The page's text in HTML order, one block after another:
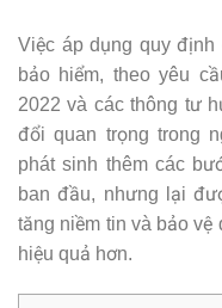
Việc áp dụng quy
bảo hiểm, theo yêu
2022 và các thông tư
đổi quan trọng trong
phát sinh thêm các
ban đầu, nhưng lại
tăng niềm tin và bảo vệ
hiệu quả hơn.